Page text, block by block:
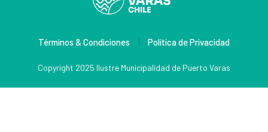
Copyright 2025 Ilustre Municipalidad de Puerto Varas
Términos & Condiciones Política de Privacidad